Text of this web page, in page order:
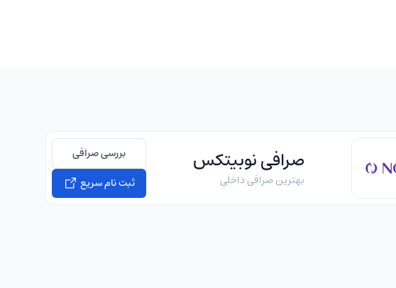
صرافی نوبیتکس
بهترین صرافی داخلی
بررسی صرافی
ثبت نام سریع